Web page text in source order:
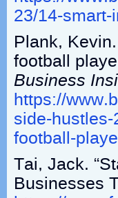
23/14-
Plank,
football
Business
https://
side-
football-
Tai, Jack.
Businesses